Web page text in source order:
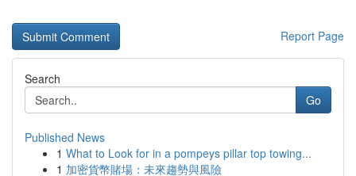
Report Page
Search
Go
Published News
1 What to Look for in a pompeys pillar top towing...
1 加密貨幣賭場：未來趨勢與風險